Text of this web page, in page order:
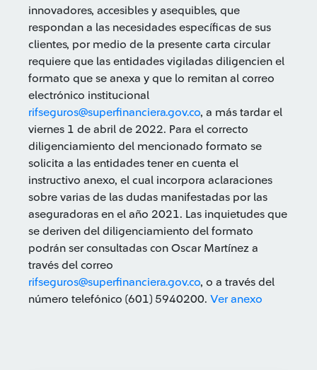
innovadores, accesibles y asequibles, que
respondan a las necesidades específicas de sus
clientes, por medio de la presente carta circular
requiere que las entidades vigiladas diligencien el
formato que se anexa y que lo remitan al correo
electrónico institucional
rifseguros@superfinanciera.gov.co, a más tardar el
viernes 1 de abril de 2022. Para el correcto
diligenciamiento del mencionado formato se
solicita a las entidades tener en cuenta el
instructivo anexo, el cual incorpora aclaraciones
sobre varias de las dudas manifestadas por las
aseguradoras en el año 2021. Las inquietudes que
se deriven del diligenciamiento del formato
podrán ser consultadas con Oscar Martínez a
través del correo
rifseguros@superfinanciera.gov.co, o a través del
número telefónico (601) 5940200. Ver anexo